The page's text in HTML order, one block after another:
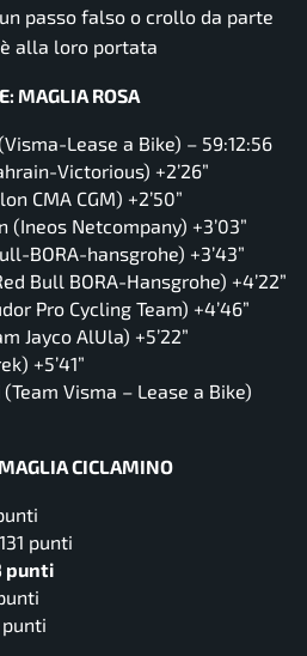
passo falso o crollo da parte
alla loro portata
MAGLIA ROSA
Lease a Bike) – 59:12:56
Victorious) +2’26”
CMA CGM) +2’50”
(Ineos Netcompany) +3’03”
BORA-hansgrohe) +3’43”
Bull BORA-Hansgrohe) +4’22”
Pro Cycling Team) +4’46”
Jayco AlUla) +5’22”
+5’41”
(Team Visma – Lease a Bike)
CICLAMINO
punti
punti